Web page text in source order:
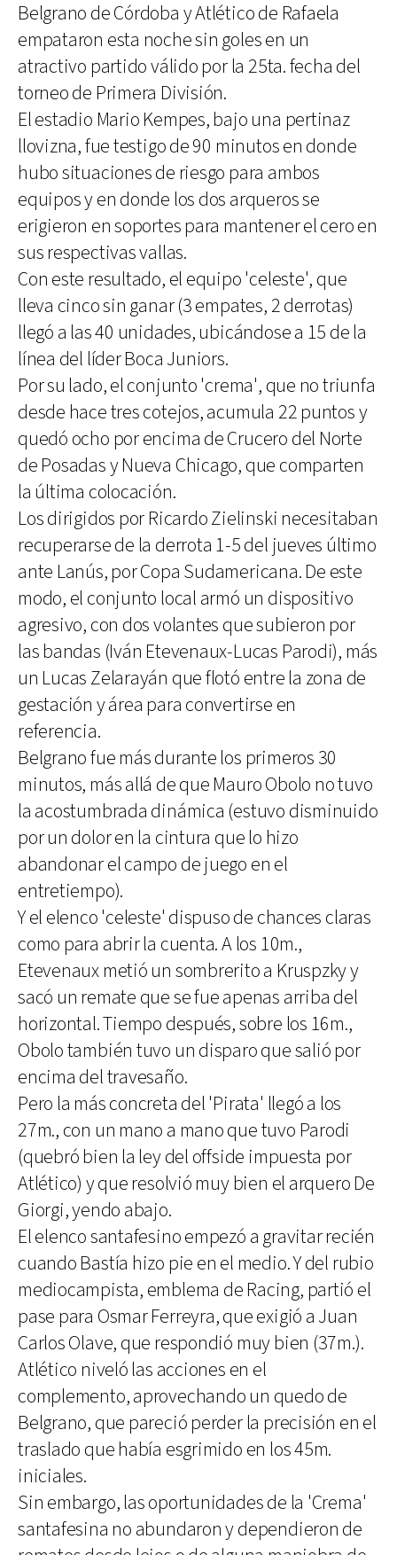
Belgrano de Córdoba y Atlético de Rafaela
empataron esta noche sin goles en un
atractivo partido válido por la 25ta. fecha del
torneo de Primera División.
El estadio Mario Kempes, bajo una pertinaz
llovizna, fue testigo de 90 minutos en donde
hubo situaciones de riesgo para ambos
equipos y en donde los dos arqueros se
erigieron en soportes para mantener el cero en
sus respectivas vallas.
Con este resultado, el equipo 'celeste', que
lleva cinco sin ganar (3 empates, 2 derrotas)
llegó a las 40 unidades, ubicándose a 15 de la
línea del líder Boca Juniors.
Por su lado, el conjunto 'crema', que no triunfa
desde hace tres cotejos, acumula 22 puntos y
quedó ocho por encima de Crucero del Norte
de Posadas y Nueva Chicago, que comparten
la última colocación.
Los dirigidos por Ricardo Zielinski necesitaban
recuperarse de la derrota 1-5 del jueves último
ante Lanús, por Copa Sudamericana. De este
modo, el conjunto local armó un dispositivo
agresivo, con dos volantes que subieron por
las bandas (Iván Etevenaux-Lucas Parodi), más
un Lucas Zelarayán que flotó entre la zona de
gestación y área para convertirse en
referencia.
Belgrano fue más durante los primeros 30
minutos, más allá de que Mauro Obolo no tuvo
la acostumbrada dinámica (estuvo disminuido
por un dolor en la cintura que lo hizo
abandonar el campo de juego en el
entretiempo).
Y el elenco 'celeste' dispuso de chances claras
como para abrir la cuenta. A los 10m.,
Etevenaux metió un sombrerito a Kruspzky y
sacó un remate que se fue apenas arriba del
horizontal. Tiempo después, sobre los 16m.,
Obolo también tuvo un disparo que salió por
encima del travesaño.
Pero la más concreta del 'Pirata' llegó a los
27m., con un mano a mano que tuvo Parodi
(quebró bien la ley del offside impuesta por
Atlético) y que resolvió muy bien el arquero De
Giorgi, yendo abajo.
El elenco santafesino empezó a gravitar recién
cuando Bastía hizo pie en el medio. Y del rubio
mediocampista, emblema de Racing, partió el
pase para Osmar Ferreyra, que exigió a Juan
Carlos Olave, que respondió muy bien (37m.).
Atlético niveló las acciones en el
complemento, aprovechando un quedo de
Belgrano, que pareció perder la precisión en el
traslado que había esgrimido en los 45m.
iniciales.
Sin embargo, las oportunidades de la 'Crema'
santafesina no abundaron y dependieron de